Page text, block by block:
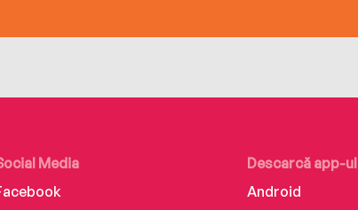
Media
Descarcă app-ul
Android